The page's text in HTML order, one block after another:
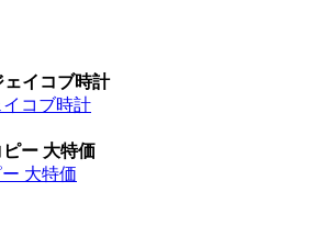
ェイコブ時計
コブ時計
ー 大特価
大特価